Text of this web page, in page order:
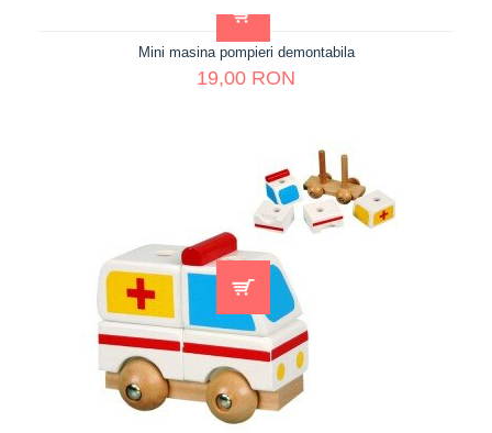
Mini masina pompieri demontabila
19,00 RON